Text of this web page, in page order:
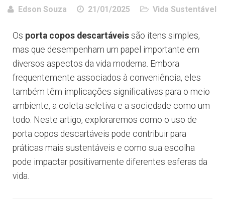
Edson Souza 21/01/2025 Vida Sustentável
Os porta copos descartáveis são itens simples,
mas que desempenham um papel importante em
diversos aspectos da vida moderna. Embora
frequentemente associados à conveniência, eles
também têm implicações significativas para o meio
ambiente, a coleta seletiva e a sociedade como um
todo. Neste artigo, exploraremos como o uso de
porta copos descartáveis pode contribuir para
práticas mais sustentáveis e como sua escolha
pode impactar positivamente diferentes esferas da
vida.